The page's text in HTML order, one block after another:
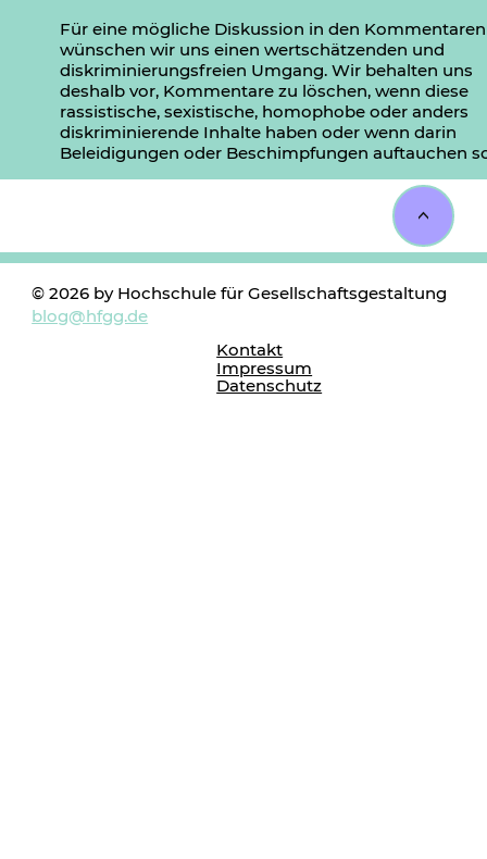
Für eine mögliche Diskussion in den Kommentaren
wünschen wir uns einen wertschätzenden und
diskriminierungsfreien Umgang. Wir behalten uns
deshalb vor, Kommentare zu löschen, wenn diese
rassistische, sexistische, homophobe oder anders
diskriminierende Inhalte haben oder wenn darin
Beleidigungen oder Beschimpfungen auftauchen
<
© 2026 by Hochschule für Gesellschaftsgestaltung
blog@hfgg.de
Impressum
Datenschutz
Kontakt